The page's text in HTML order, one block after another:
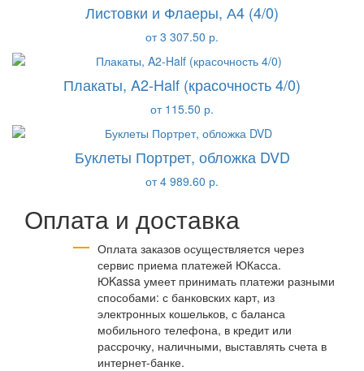
Листовки и Флаеры, А4 (4/0)
от 3 307.50 р.
Плакаты, A2-Half (красочность 4/0)
от 115.50 р.
Буклеты Портрет, обложка DVD
от 4 989.60 р.
Оплата и доставка
Оплата заказов осуществляется через
сервис приема платежей ЮКасса.
ЮKassa умеет принимать платежи разными
способами: с банковских карт, из
электронных кошельков, с баланса
мобильного телефона, в кредит или
рассрочку, наличными, выставлять счета в
интернет-банке.